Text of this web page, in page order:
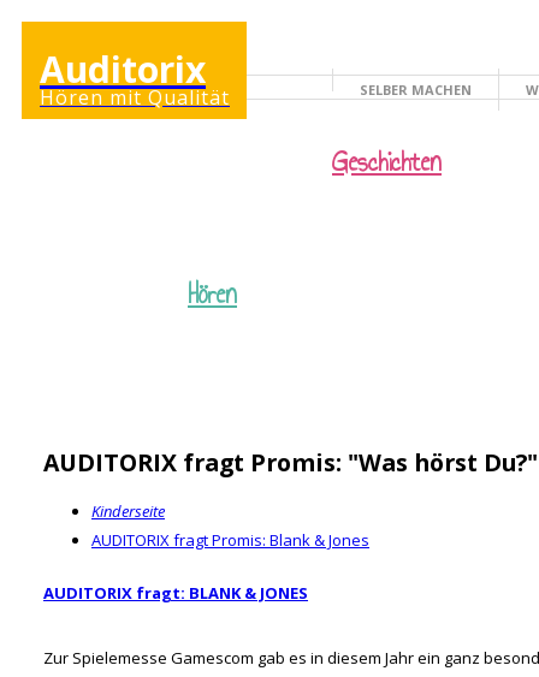
Auditorix
Hören mit Qualität KINDERSEITE
SELBER MACHEN
Hören
Geschichten
AUDITORIX fragt Promis: "Was hörst Du?"
Kinderseite
AUDITORIX fragt Promis: Blank & Jones
AUDITORIX fragt: BLANK & JONES
Zur Spielemesse Gamescom gab es in diesem Jahr ein ganz